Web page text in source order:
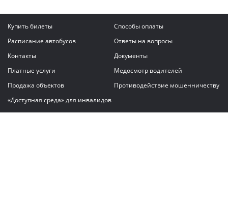
Купить билеты
Способы оплаты
Расписание автобусов
Ответы на вопросы
Контакты
Документы
Платные услуги
Медосмотр водителей
Продажа объектов
Противодействие мошенничеству
«Доступная среда» для инвалидов